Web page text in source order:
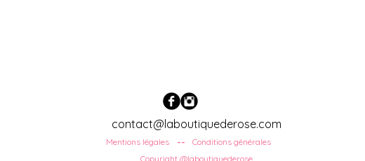
contact@laboutiquederose.com
Mentions légales Conditions générales
--
Copyright @laboutiquederose